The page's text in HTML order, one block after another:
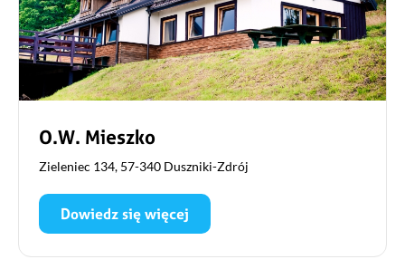
O.W. Mieszko
Zieleniec 134, 57-340 Duszniki-Zdrój
Dowiedz się więcej